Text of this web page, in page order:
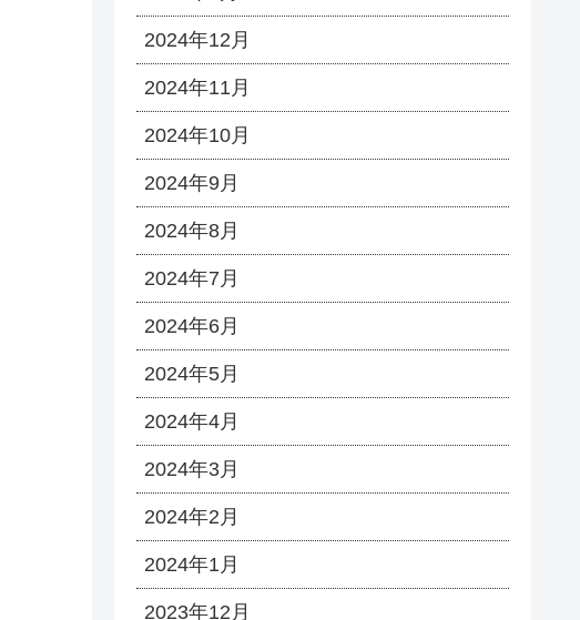
2024年12月
2024年11月
2024年10月
2024年9月
2024年8月
2024年7月
2024年6月
2024年5月
2024年4月
2024年3月
2024年2月
2024年1月
2023年12月